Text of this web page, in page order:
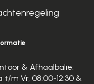
& Afhaalbalie:
t/m Vr, 08:00-12:30 &